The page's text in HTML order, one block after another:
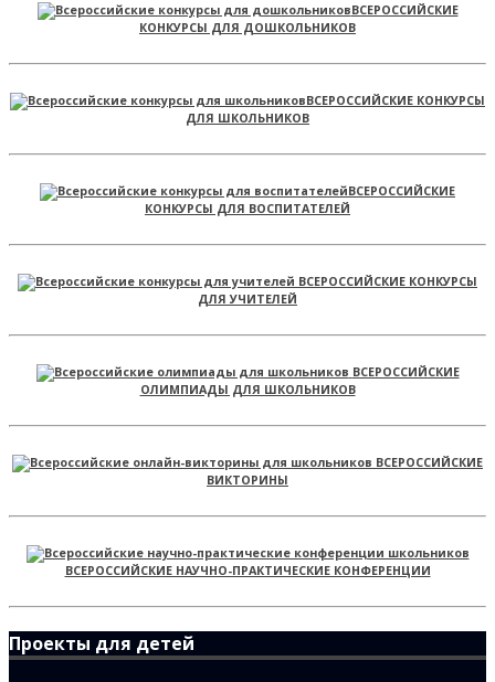
ВСЕРОССИЙСКИЕ
КОНКУРСЫ ДЛЯ ДОШКОЛЬНИКОВ
ВСЕРОССИЙСКИЕ КОНКУРСЫ
ДЛЯ ШКОЛЬНИКОВ
ВСЕРОССИЙСКИЕ
КОНКУРСЫ ДЛЯ ВОСПИТАТЕЛЕЙ
ВСЕРОССИЙСКИЕ КОНКУРСЫ
ДЛЯ УЧИТЕЛЕЙ
ВСЕРОССИЙСКИЕ
ОЛИМПИАДЫ ДЛЯ ШКОЛЬНИКОВ
ВСЕРОССИЙСКИЕ
ВИКТОРИНЫ
ВСЕРОССИЙСКИЕ НАУЧНО-ПРАКТИЧЕСКИЕ КОНФЕРЕНЦИИ
Проекты для детей